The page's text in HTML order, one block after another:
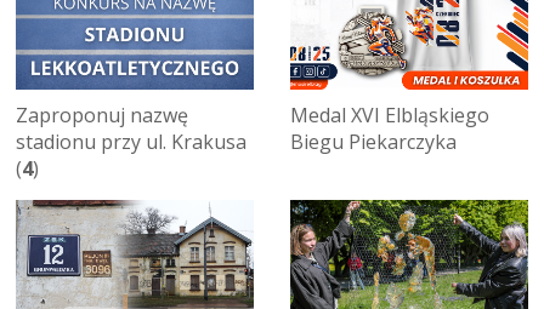
Zaproponuj nazwę
stadionu przy ul. Krakusa
(4)
Medal XVI Elbląskiego
Biegu Piekarczyka